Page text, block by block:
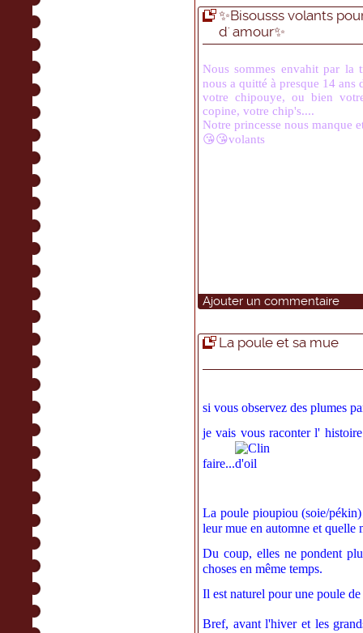
✨Bisousss volants
d' amour✨
Nous sommes envahit par la
nous a quitté à presque 14
votre chipouye, ou bien
copine, votre chip's....
Notre princesse nous manque
😘😘volants
Ajouter un commentaire
La poule et sa mue
si vous observez des plumes
je vais vous raconter l'
faire...
La poule pioupiou (soie/
leur mue en automne et
Du coup, elles ne pondent
choses en même temps.
Il est naturel pour une poule
Bref, avant l'hiver et les